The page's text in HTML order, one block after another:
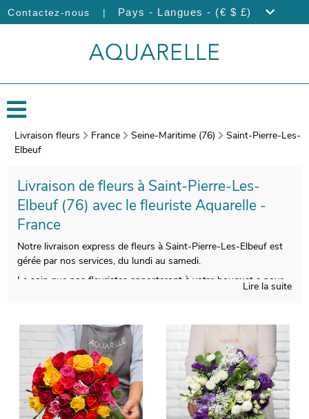
Contactez-nous | Pays - Langues - (€ $ £)
Livraison fleurs France Seine-Maritime (76)
Saint-Pierre-Les-
Elbeuf
Livraison de fleurs à Saint-Pierre-Les-
Elbeuf (76) avec le fleuriste Aquarelle -
France
Notre livraison express de fleurs à Saint-Pierre-Les-Elbeuf est
gérée par nos services, du lundi au samedi.
Le soin que nos fleuristes apporteront à votre bouquet a pour
protection. Àvant son envoi, votre bouquet sera pris en photo.
Vous pourrez visualiser l’aspect de votre bouquet, puisque
nous vous enverrons cette photo. Puis, il sera livré très
rapidement à Saint-Pierre-Les-Elbeuf. Rendez votre cadeau
plus original encore avec une photo ou un message à choisir
par vos soins.
Lire la suite